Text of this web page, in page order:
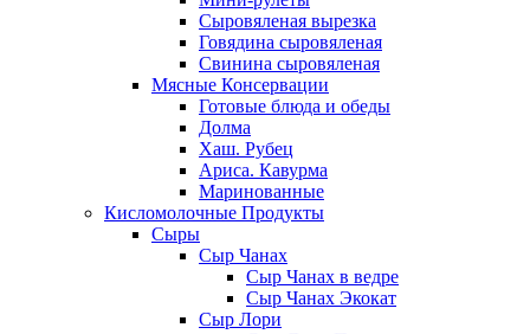
Сыровяленая вырезка
Говядина сыровяленая
Свинина сыровяленая
Мясные Консервации
Готовые блюда и обеды
Долма
Хаш. Рубец
Ариса. Кавурма
Маринованные
Кисломолочные Продукты
Сыры
Сыр Чанах
Сыр Чанах в ведре
Сыр Чанах Экокат
Сыр Лори